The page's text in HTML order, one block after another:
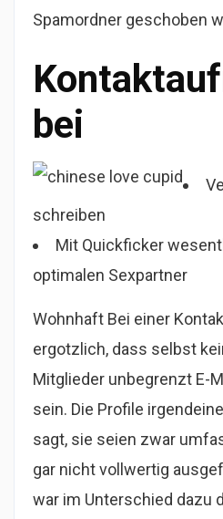
Spamordner geschoben
bei
schreiben
Mit Quickficker
optimalen Sexpartner
Wohnhaft Bei einer
ergotzlich, dass selbst
Mitglieder unbegrenzt E-
sein. Die Profile
sagt, sie seien zwar
gar nicht vollwertig
war im Unterschied dazu